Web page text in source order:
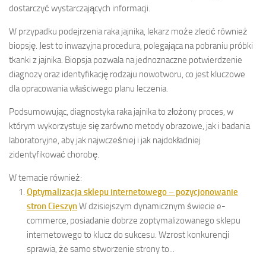
dostarczyć wystarczających informacji.
W przypadku podejrzenia raka jajnika, lekarz może zlecić również
biopsję. Jest to inwazyjna procedura, polegająca na pobraniu próbki
tkanki z jajnika. Biopsja pozwala na jednoznaczne potwierdzenie
diagnozy oraz identyfikację rodzaju nowotworu, co jest kluczowe
dla opracowania właściwego planu leczenia.
Podsumowując, diagnostyka raka jajnika to złożony proces, w
którym wykorzystuje się zarówno metody obrazowe, jak i badania
laboratoryjne, aby jak najwcześniej i jak najdokładniej
zidentyfikować chorobę.
W temacie również:
Optymalizacja sklepu internetowego – pozycjonowanie
stron CieszynW dzisiejszym dynamicznym świecie e-
commerce, posiadanie dobrze zoptymalizowanego sklepu
internetowego to klucz do sukcesu. Wzrost konkurencji
sprawia, że samo stworzenie strony to...